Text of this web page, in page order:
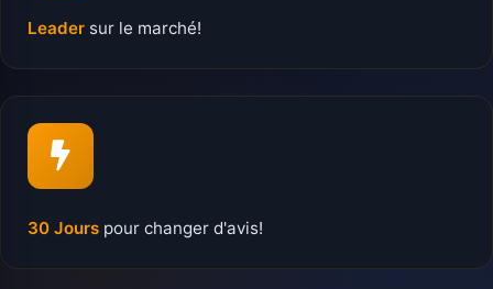
Leader sur le marché!
30 Jours pour changer d'avis!